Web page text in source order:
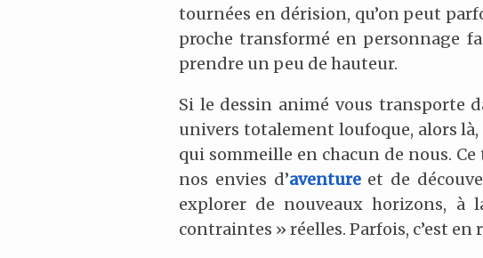
tournées en dérision, qu’on peut
proche transformé en personnage
prendre un peu de hauteur.
Si le dessin animé vous transporte
univers totalement loufoque, alors
qui sommeille en chacun de nous.
nos envies d’aventureet de
explorer de nouveaux horizons, à
contraintes » réelles. Parfois, c’est